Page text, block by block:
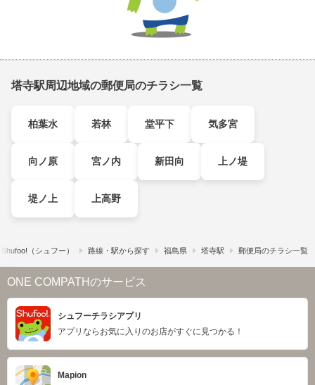
塔寺駅周辺地域の郵便局のチラシ一覧
柏葉水 若林 堂平下 気多宮
向ノ原 宮ノ内 新田向 上ノ堤
堤ノ上 上高野
（シュフー） 路線・駅から探す 福島県 塔寺駅 郵便局のチラシ一覧
ONE COMPATHのサービス
シュフーチラシアプリ
アプリならお気に入りのお店がすぐに見つかる！
Mapion